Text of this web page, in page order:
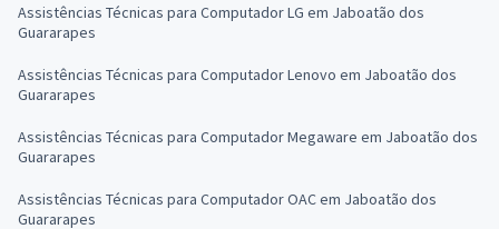
Assistências Técnicas para Computador LG em Jaboatão dos
Guararapes
Assistências Técnicas para Computador Lenovo em Jaboatão dos
Guararapes
Assistências Técnicas para Computador Megaware em Jaboatão dos
Guararapes
Assistências Técnicas para Computador OAC em Jaboatão dos
Guararapes